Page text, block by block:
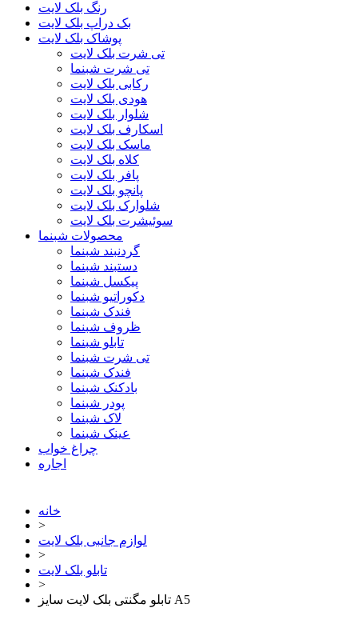
رنگ بلک لایت
بک دراپ بلک لایت
پوشاک بلک لایت
تی شرت بلک لایت
تی شرت شبنما
رکابی بلک لایت
هودی بلک لایت
شلوار بلک لایت
اسکارف بلک لایت
ماسک بلک لایت
کلاه بلک لایت
پافر بلک لایت
پانچو بلک لایت
شلوارک بلک لایت
سوئیشرت بلک لایت
محصولات شبنما
گردنبند شبنما
دستبند شبنما
پیکسل شبنما
دکوراتیو شبنما
فندک شبنما
ظروف شبنما
تابلو شبنما
تی شرت شبنما
فندک شبنما
بادکنک شبنما
پودر شبنما
لاک شبنما
عینک شبنما
چراغ خواب
اجاره
خانه
>
لوازم جانبی بلک لایت
>
تابلو بلک لایت
>
تابلو مگنتی بلک لایت سایز A5